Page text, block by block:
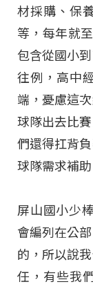
材採購、保
等，每年就
包含從國小
往例，高中
端，憂慮這
球隊出去比
們還得扛背
球隊需求補助
屏山國小少
會編列在公
的，所以說
任，有些我